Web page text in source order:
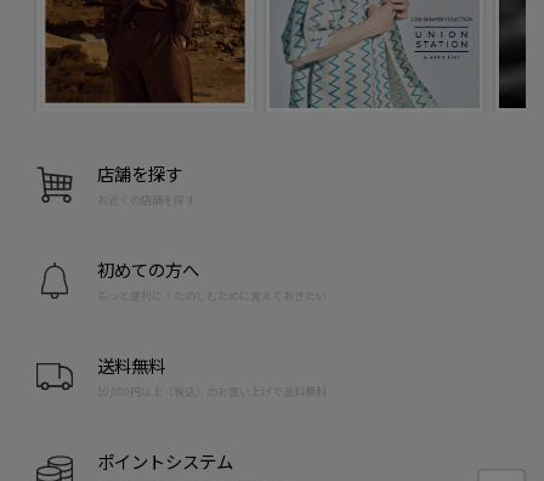
店舗を探す
お近くの店舗を探す
初めての方へ
もっと便利に！たのしむために覚えておきたい
送料無料
10,000円以上（税込）のお買い上げで送料無料
ポイントシステム